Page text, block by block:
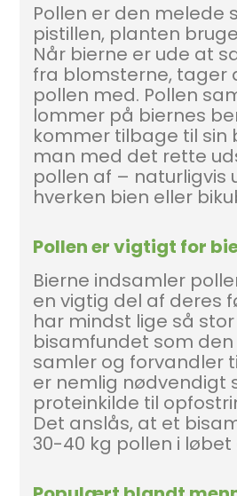
Pollen er den melede
pistillen, planten
Når bierne er ude at
fra blomsterne, tager
pollen med. Pollen
lommer på biernes
kommer tilbage til sin
man med det rette
pollen af – naturligvis
hverken bien eller
Pollen er vigtigt for
Bierne indsamler
en vigtig del af deres
har mindst lige så
bisamfundet som
samler og forvandler
er nemlig nødvendigt
proteinkilde til
Det anslås, at et
30-40 kg pollen i